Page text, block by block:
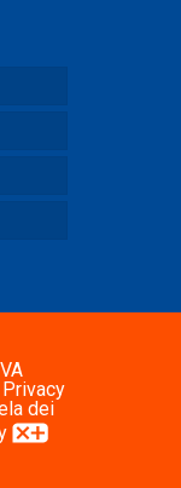
Privacy
dei